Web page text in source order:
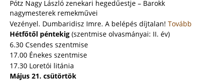
Pótz Nagy László zenekari hegedűestje – Barokk
nagymesterek remekművei
Vezényel. Dumbaridisz Imre. A belépés díjtalan! Tovább
Hétfőtől péntekig (szentmise olvasmányai: II. év)
6.30 Csendes szentmise
17.00 Énekes szentmise
17.30 Loretói litánia
Május 21. csütörtök